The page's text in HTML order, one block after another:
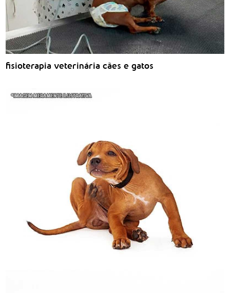
fisioterapia veterinária cães e gatos